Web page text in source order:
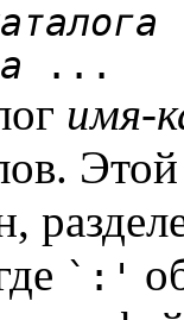
...
имя-
`:'